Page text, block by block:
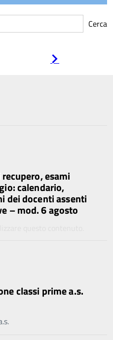
Cerca
esami
calendario,
dei docenti assenti
– mod. 6 agosto
classi prime a.s.